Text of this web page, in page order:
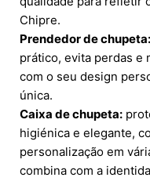
Chipre.
Prendedor de chupeta:
prático, evita perdas e
com o seu design
única.
Caixa de chupeta:
higiénica e elegante,
personalização em
combina com a